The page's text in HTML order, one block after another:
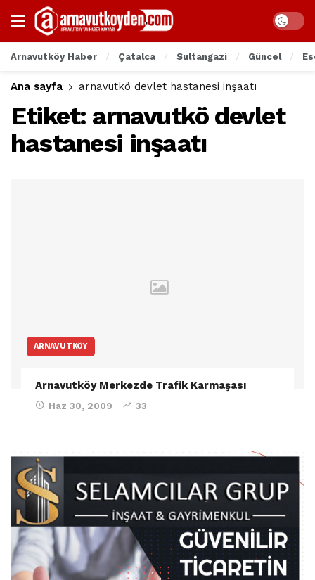
Arnavutköy Haber Çatalca Sultangazi Güncel
Ana sayfa arnavutkö devlet hastanesi inşaatı
Etiket: arnavutkö devlet
hastanesi inşaatı
ARNAVUTKÖY
Arnavutköy Merkezde Trafik Karmaşası
Haz 30, 2009 33